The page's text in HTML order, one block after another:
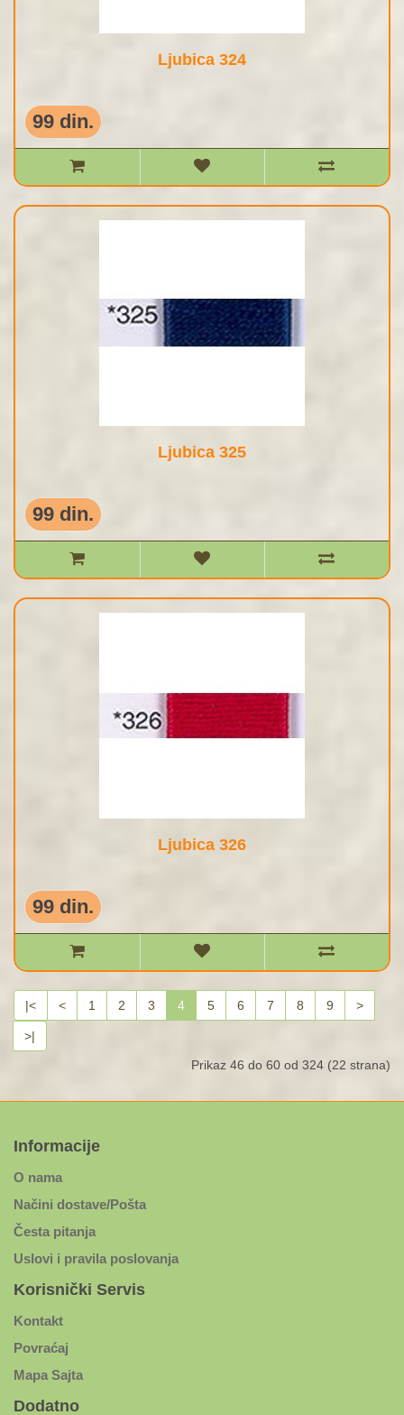
Ljubica 324
99 din.
Ljubica 325
99 din.
Ljubica 326
99 din.
|< < 1 2 3 4 5 6 7 8 9 >
>|
Prikaz 46 do 60 od 324 (22 strana)
Informacije
O nama
Načini dostave/Pošta
Česta pitanja
Uslovi i pravila poslovanja
Korisnički Servis
Kontakt
Povraćaj
Mapa Sajta
Dodatno